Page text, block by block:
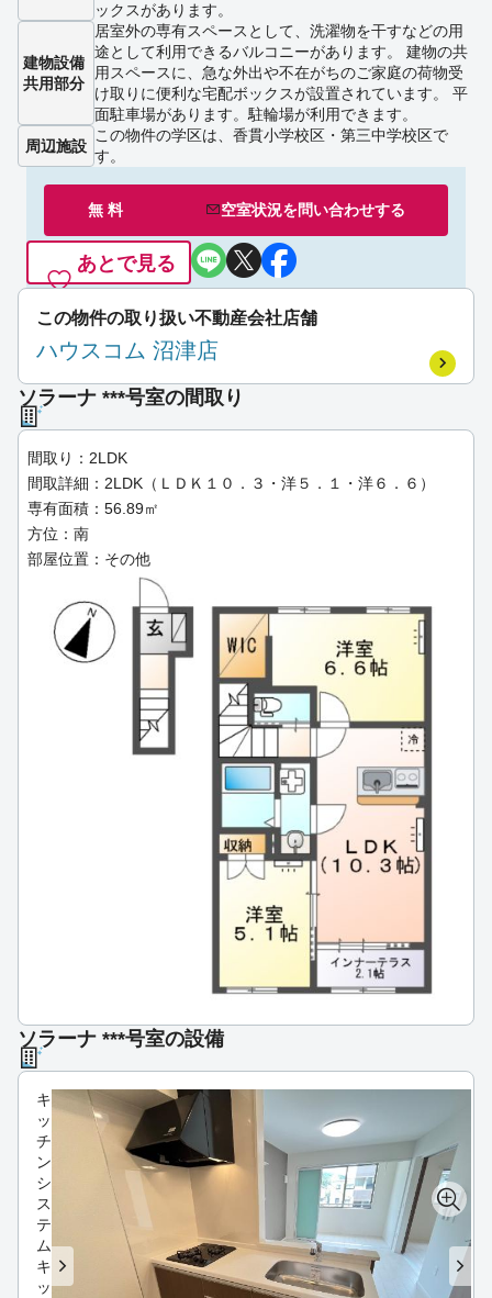
ックスがあります。
建物設備
共用部分
居室外の専有スペースとして、洗濯物を干すなどの用
途として利用できるバルコニーがあります。 建物の共
用スペースに、急な外出や不在がちのご家庭の荷物受
け取りに便利な宅配ボックスが設置されています。 平
面駐車場があります。駐輪場が利用できます。
周辺施設
この物件の学区は、香貫小学校区・第三中学校区で
す。
無 料 空室状況を問い合わせする
あとで見る
この物件の取り扱い不動産会社店舗
ハウスコム 沼津店
ソラーナ ***号室の間取り
間取り：2LDK
間取詳細：2LDK（ＬＤＫ１０．３・洋５．１・洋６．６）
専有面積：56.89㎡
方位：南
部屋位置：その他
ソラーナ ***号室の設備
キ
ッ
チ
ン
シ
ス
テ
ム
キ
ッ